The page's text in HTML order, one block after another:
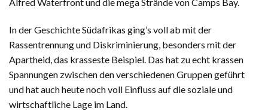
In der Geschichte Südafrikas ging’s voll ab mit der
Rassentrennung und Diskriminierung, besonders mit der
Apartheid, das krasseste Beispiel. Das hat zu echt krassen
Spannungen zwischen den verschiedenen Gruppen geführt
und hat auch heute noch voll Einfluss auf die soziale und
wirtschaftliche Lage im Land.